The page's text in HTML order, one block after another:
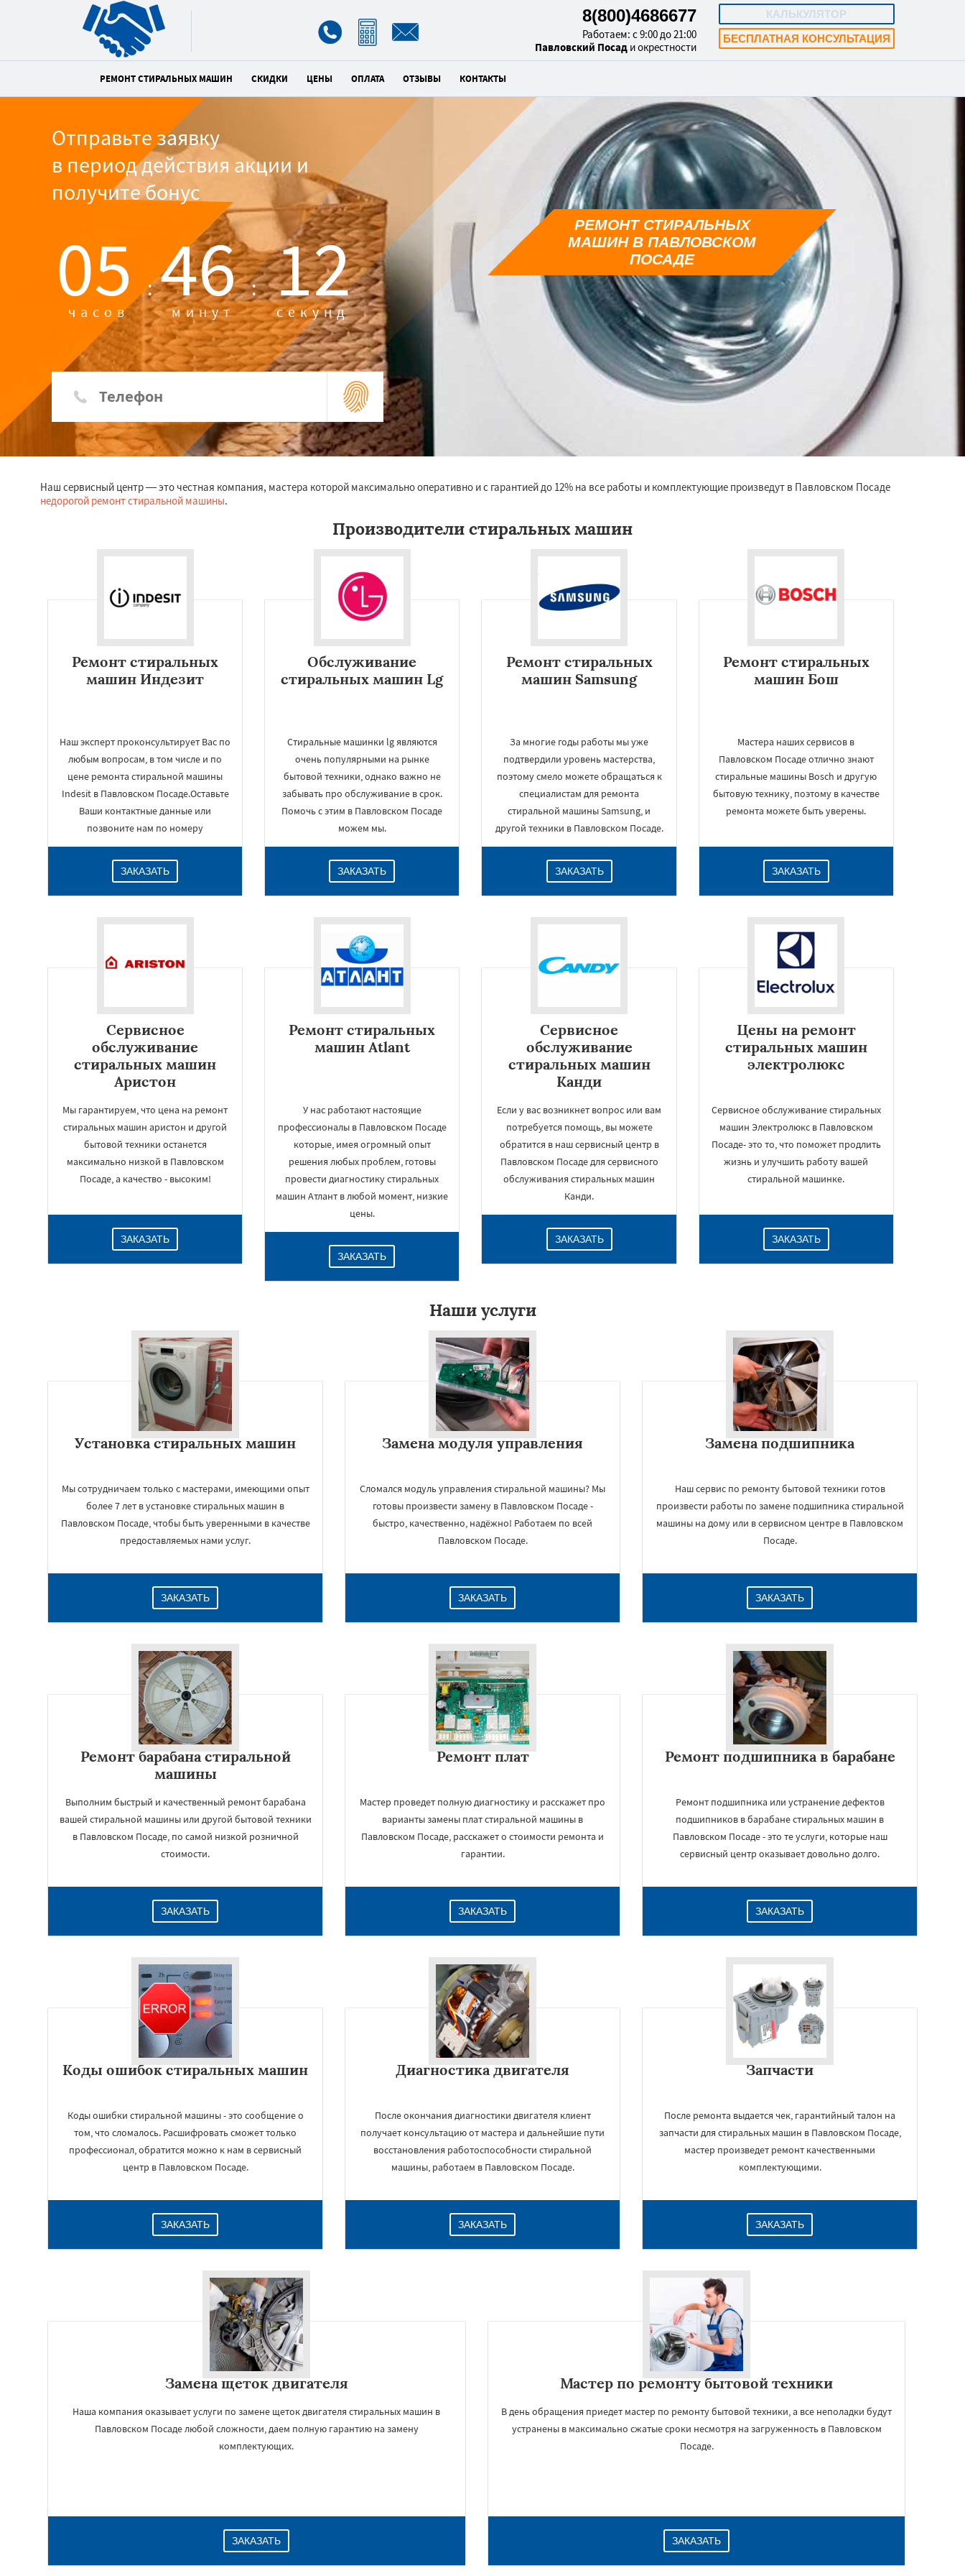
КАЛЬКУЛЯТОР
БЕСПЛАТНАЯ КОНСУЛЬТАЦИЯ
8(800)4686677
Работаем: с 9:00 до 21:00
Павловский Посад и окрестности
РЕМОНТ СТИРАЛЬНЫХ МАШИН СКИДКИ ЦЕНЫ ОПЛАТА ОТЗЫВЫ КОНТАКТЫ
Отправьте заявку
в период действия акции и
получите бонус
05 :
часов 46 :
минут 11
секунд
РЕМОНТ СТИРАЛЬНЫХ
МАШИН В ПАВЛОВСКОМ
ПОСАДЕ
Наш сервисный центр — это честная компания, мастера которой максимально оперативно и с гарантией до 12% на все работы и комплектующие произведут в Павловском Посаде
недорогой ремонт стиральной машины.
Производители стиральных машин
Ремонт стиральных
машин Индезит
Наш эксперт проконсультирует Вас по
любым вопросам, в том числе и по
цене ремонта стиральной машины
Indesit в Павловском Посаде.Оставьте
Ваши контактные данные или
позвоните нам по номеру
ЗАКАЗАТЬ
Обслуживание
стиральных машин Lg
Стиральные машинки lg являются
очень популярными на рынке
бытовой техники, однако важно не
забывать про обслуживание в срок.
Помочь с этим в Павловском Посаде
можем мы.
ЗАКАЗАТЬ
Ремонт стиральных
машин Samsung
За многие годы работы мы уже
подтвердили уровень мастерства,
поэтому смело можете обращаться к
специалистам для ремонта
стиральной машины Samsung, и
другой техники в Павловском Посаде.
ЗАКАЗАТЬ
Ремонт стиральных
машин Бош
Мастера наших сервисов в
Павловском Посаде отлично знают
стиральные машины Bosch и другую
бытовую технику, поэтому в качестве
ремонта можете быть уверены.
ЗАКАЗАТЬ
Сервисное
обслуживание
стиральных машин
Аристон
Мы гарантируем, что цена на ремонт
стиральных машин аристон и другой
бытовой техники останется
максимально низкой в Павловском
Посаде, а качество - высоким!
ЗАКАЗАТЬ
Ремонт стиральных
машин Atlant
У нас работают настоящие
профессионалы в Павловском Посаде
которые, имея огромный опыт
решения любых проблем, готовы
провести диагностику стиральных
машин Атлант в любой момент, низкие
цены.
ЗАКАЗАТЬ
Сервисное
обслуживание
стиральных машин
Канди
Если у вас возникнет вопрос или вам
потребуется помощь, вы можете
обратится в наш сервисный центр в
Павловском Посаде для сервисного
обслуживания стиральных машин
Канди.
ЗАКАЗАТЬ
Цены на ремонт
стиральных машин
электролюкс
Сервисное обслуживание стиральных
машин Электролюкс в Павловском
Посаде- это то, что поможет продлить
жизнь и улучшить работу вашей
стиральной машинке.
ЗАКАЗАТЬ
Наши услуги
Установка стиральных машин
Мы сотрудничаем только с мастерами, имеющими опыт
более 7 лет в установке стиральных машин в
Павловском Посаде, чтобы быть уверенными в качестве
предоставляемых нами услуг.
ЗАКАЗАТЬ
Замена модуля управления
Сломался модуль управления стиральной машины? Мы
готовы произвести замену в Павловском Посаде -
быстро, качественно, надёжно! Работаем по всей
Павловском Посаде.
ЗАКАЗАТЬ
Замена подшипника
Наш сервис по ремонту бытовой техники готов
произвести работы по замене подшипника стиральной
машины на дому или в сервисном центре в Павловском
Посаде.
ЗАКАЗАТЬ
Ремонт барабана стиральной
машины
Выполним быстрый и качественный ремонт барабана
вашей стиральной машины или другой бытовой техники
в Павловском Посаде, по самой низкой розничной
стоимости.
ЗАКАЗАТЬ
Ремонт плат
Мастер проведет полную диагностику и расскажет про
варианты замены плат стиральной машины в
Павловском Посаде, расскажет о стоимости ремонта и
гарантии.
ЗАКАЗАТЬ
Ремонт подшипника в барабане
Ремонт подшипника или устранение дефектов
подшипников в барабане стиральных машин в
Павловском Посаде - это те услуги, которые наш
сервисный центр оказывает довольно долго.
ЗАКАЗАТЬ
Коды ошибок стиральных машин
Коды ошибки стиральной машины - это сообщение о
том, что сломалось. Расшифровать сможет только
профессионал, обратится можно к нам в сервисный
центр в Павловском Посаде.
ЗАКАЗАТЬ
Диагностика двигателя
После окончания диагностики двигателя клиент
получает консультацию от мастера и дальнейшие пути
восстановления работоспособности стиральной
машины, работаем в Павловском Посаде.
ЗАКАЗАТЬ
Запчасти
После ремонта выдается чек, гарантийный талон на
запчасти для стиральных машин в Павловском Посаде,
мастер произведет ремонт качественными
комплектующими.
ЗАКАЗАТЬ
Замена щеток двигателя
Наша компания оказывает услуги по замене щеток двигателя стиральных машин в
Павловском Посаде любой сложности, даем полную гарантию на замену
комплектующих.
ЗАКАЗАТЬ
Мастер по ремонту бытовой техники
В день обращения приедет мастер по ремонту бытовой техники, а все неполадки будут
устранены в максимально сжатые сроки несмотря на загруженность в Павловском
Посаде.
ЗАКАЗАТЬ
×